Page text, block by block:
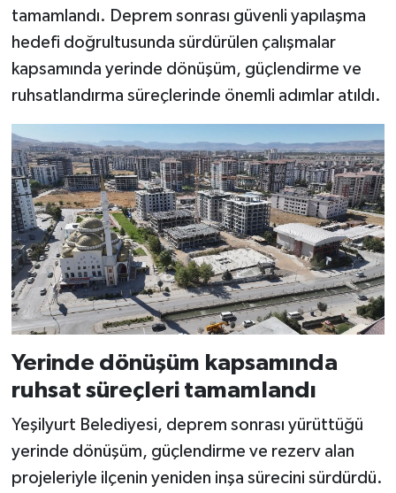
tamamlandı. Deprem sonrası güvenli yapılaşma
hedefi doğrultusunda sürdürülen çalışmalar
kapsamında yerinde dönüşüm, güçlendirme ve
ruhsatlandırma süreçlerinde önemli adımlar atıldı.
Yerinde dönüşüm kapsamında
ruhsat süreçleri tamamlandı
Yeşilyurt Belediyesi, deprem sonrası yürüttüğü
yerinde dönüşüm, güçlendirme ve rezerv alan
projeleriyle ilçenin yeniden inşa sürecini sürdürdü.